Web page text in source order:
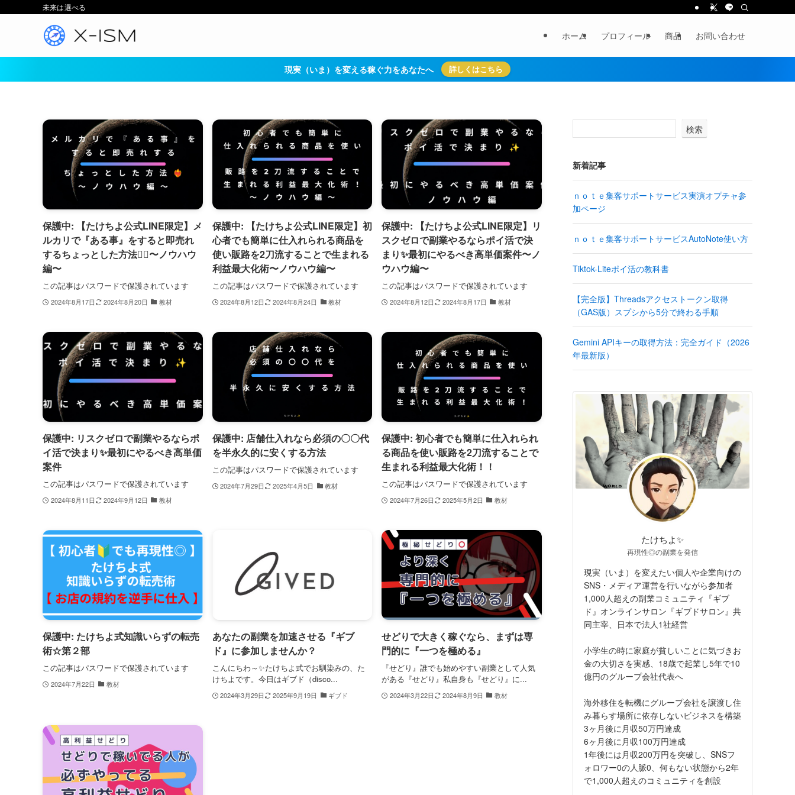
未来は選べる
ホーム プロフィール 商品 お問い合わせ
現実（いま）を変える稼ぐ力をあなたへ 詳しくはこちら
保護中: 【たけちよ公式LINE限定】メ
ルカリで『ある事』をすると即売れ
するちょっとした方法❤️‍🔥〜ノウハウ
編〜
この記事はパスワードで保護されています
2024年8月17日 2024年8月20日 教材
保護中: 【たけちよ公式LINE限定】初
心者でも簡単に仕入れられる商品を
使い販路を2刀流することで生まれる
利益最大化術〜ノウハウ編〜
この記事はパスワードで保護されています
2024年8月12日 2024年8月24日 教材
保護中: 【たけちよ公式LINE限定】リ
スクゼロで副業やるならポイ活で決
まり✨最初にやるべき高単価案件〜ノ
ウハウ編〜
この記事はパスワードで保護されています
2024年8月12日 2024年8月17日 教材
保護中: リスクゼロで副業やるならポ
イ活で決まり✨最初にやるべき高単価
案件
この記事はパスワードで保護されています
2024年8月11日 2024年9月12日 教材
保護中: 店舗仕入れなら必須の〇〇代
を半永久的に安くする方法
この記事はパスワードで保護されています
2024年7月29日 2025年4月5日 教材
保護中: 初心者でも簡単に仕入れられ
る商品を使い販路を2刀流することで
生まれる利益最大化術！！
この記事はパスワードで保護されています
2024年7月26日 2025年5月2日 教材
保護中: たけちよ式知識いらずの転売
術☆第２部
この記事はパスワードで保護されています
2024年7月22日 教材
あなたの副業を加速させる『ギブ
ド』に参加しませんか？
こんにちわ～✨たけちよ式でお馴染みの、た
けちよです。今日はギブド（disco...
2024年3月29日 2025年9月19日 ギブド
せどりで大きく稼ぐなら、まずは専
門的に『一つを極める』
『せどり』誰でも始めやすい副業として人気
がある『せどり』私自身も『せどり』に...
2024年3月22日 2024年8月9日 教材
検索
新着記事
ｎｏｔｅ集客サポートサービス実演オプチャ参
加ページ
ｎｏｔｅ集客サポートサービスAutoNote使い方
Tiktok-Liteポイ活の教科書
【完全版】Threadsアクセストークン取得
（GAS版）スプシから5分で終わる手順
Gemini APIキーの取得方法：完全ガイド（2026
年最新版）
たけちよ✨
再現性◎の副業を発信
現実（いま）を変えたい個人や企業向けの
SNS・メディア運営を行いながら参加者
1,000人超えの副業コミュニティ『ギブ
ド』オンラインサロン『ギブドサロン』共
同主宰、日本で法人1社経営
小学生の時に家庭が貧しいことに気づきお
金の大切さを実感、18歳で起業し5年で10
億円のグループ会社代表へ
海外移住を転機にグループ会社を譲渡し住
み暮らす場所に依存しないビジネスを構築
3ヶ月後に月収50万円達成
6ヶ月後に月収100万円達成
1年後には月収200万円を突破し、SNSフ
ォロワー0の人脈0、何もない状態から2年
で1,000人超えのコミュニティを創設